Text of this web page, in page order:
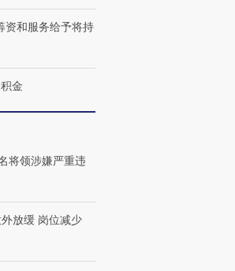
资和服务给予将持
金
将领涉嫌严重违
放缓 岗位减少